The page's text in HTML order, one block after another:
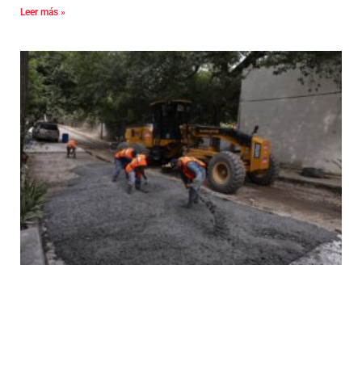
Leer más »